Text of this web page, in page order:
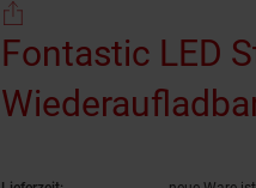
Fontastic LED